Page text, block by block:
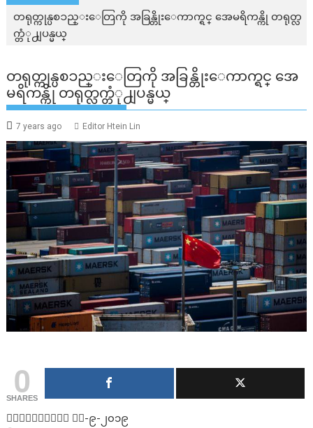
တရုတ္ကုန္ပစၥည္းေတြကို အခြန္တိုးေကာက္ရင္ အေမရိကန္ကို တရုတ္လ
က္တံု႕ျပန္မယ္
တရုတ္ကုန္ပစၥည္းေတြကို အခြန္တိုးေကာက္ရင္ အေ
မရိကန္ကို တရုတ္လက္တံု႕ျပန္မယ္
7 years ago Editor Htein Lin
0
SHARES
၀ါရွင္တန္၊ ေမ-၉-၂၀၁၉